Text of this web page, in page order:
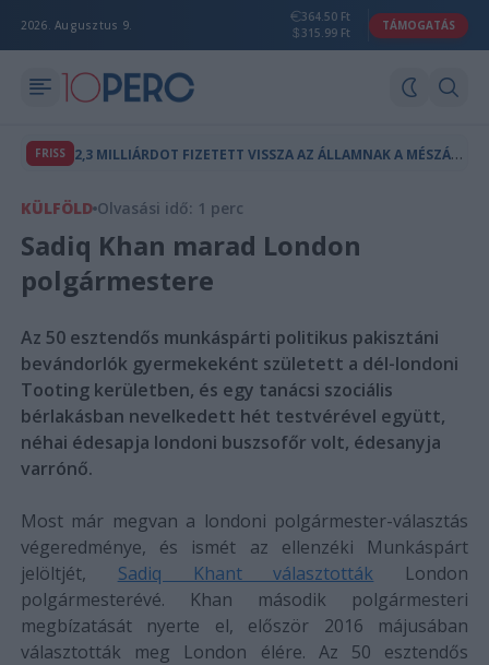
2026. Augusztus 9.
364.50 Ft
315.99 Ft
TÁMOGATÁS
FRISS 2
,3 MILLIÁRDOT FIZETETT VISSZA AZ ÁLLAMNAK A MÉSZÁROS LŐRINCHEZ KÖTHETŐ MAGÁNTŐKEALAP
KÜLFÖLD Olvasási idő: 1 perc
Sadiq Khan marad London
polgármestere
Az 50 esztendős munkáspárti politikus pakisztáni
bevándorlók gyermekeként született a dél-londoni
Tooting kerületben, és egy tanácsi szociális
bérlakásban nevelkedett hét testvérével együtt,
néhai édesapja londoni buszsofőr volt, édesanyja
varrónő.
Most már megvan a londoni polgármester-választás
végeredménye, és ismét az ellenzéki Munkáspárt
jelöltjét, Sadiq Khant választották London
polgármesterévé. Khan második polgármesteri
megbízatását nyerte el, először 2016 májusában
választották meg London élére. Az 50 esztendős